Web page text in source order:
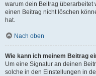
warum dein Beitrag überarbeitet
einen Beitrag nicht löschen
hat.
Nach oben
Wie kann ich meinem Beitrag
Um eine Signatur an deinen
solche in den Einstellungen in